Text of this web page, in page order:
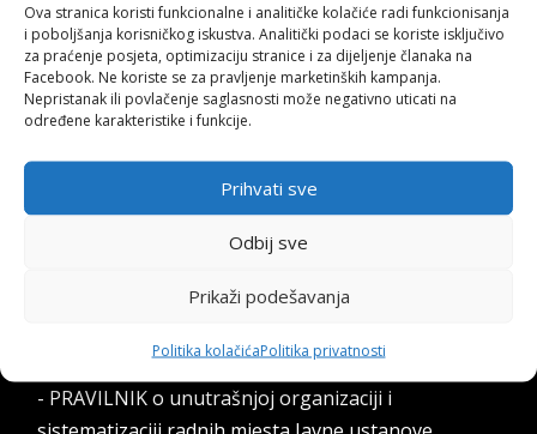
Ova stranica koristi funkcionalne i analitičke kolačiće radi funkcionisanja
i poboljšanja korisničkog iskustva. Analitički podaci se koriste isključivo
za praćenje posjeta, optimizaciju stranice i za dijeljenje članaka na
Facebook. Ne koriste se za pravljenje marketinških kampanja.
Nepristanak ili povlačenje saglasnosti može negativno uticati na
određene karakteristike i funkcije.
Prihvati sve
Odbij sve
Prikaži podešavanja
Politika kolačićaPolitika privatnosti
Plan nabavki za 2025. godinu
Jan 17, 2025 |Javne nabavke
GODINU
Javne nabavke
OPĆI AKTI
- PRAVILNIK o unutrašnjoj organizaciji i